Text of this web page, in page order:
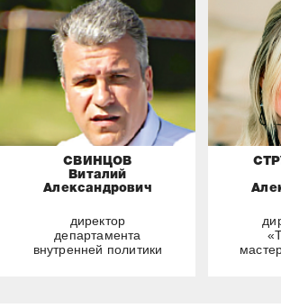
СВИНЦОВ
Виталий
Александрович
директор
департамента
внутренней политики